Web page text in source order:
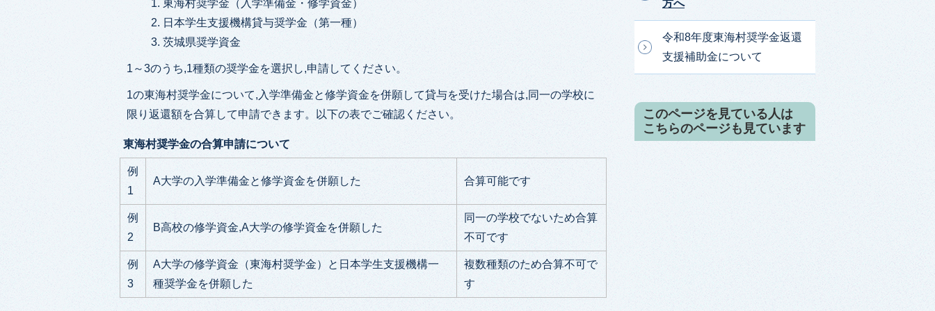
東海村奨学金（入学準備金・修学資金）
日本学生支援機構貸与奨学金（第一種）
茨城県奨学資金
1～3のうち,1種類の奨学金を選択し,申請してください。
1の東海村奨学金について,入学準備金と修学資金を併願して貸与を受けた場合は,同一の学校に
限り返還額を合算して申請できます。以下の表でご確認ください。
東海村奨学金の合算申請について
例
1
A大学の入学準備金と修学資金を併願した 合算可能です
例
2
B高校の修学資金,A大学の修学資金を併願した
同一の学校でないため合算
不可です
例
3
A大学の修学資金（東海村奨学金）と日本学生支援機構一
種奨学金を併願した
複数種類のため合算不可で
す
方へ
令和8年度東海村奨学金返還
支援補助金について
このページを見ている人は
こちらのページも見ています